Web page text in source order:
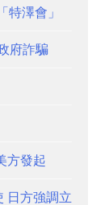
澤會」
府詐騙
方發起
日方強調立